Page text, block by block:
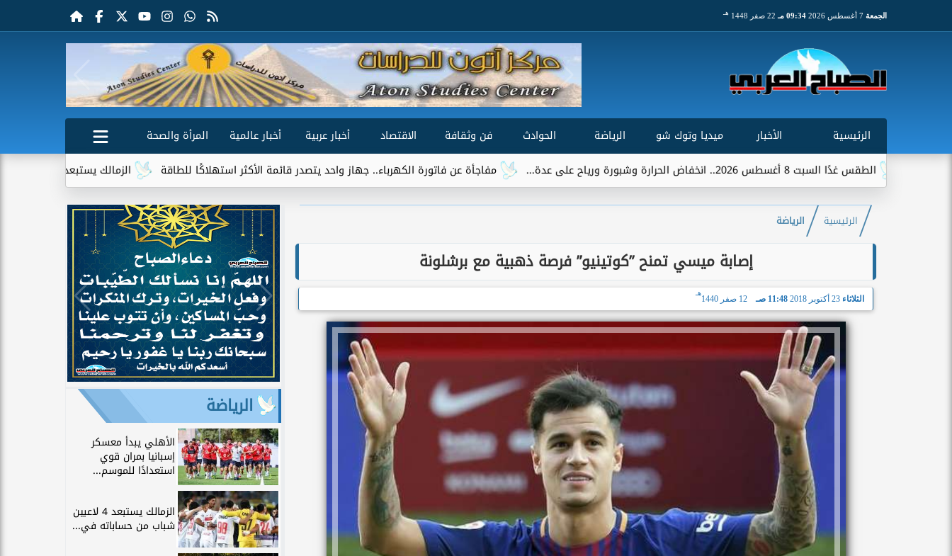
الجمعة 09:34 مـ 22 صفر 1448 هـ
الرئيسية الأخبار ميديا وتوك شو الرياضة الحوادث فن وثقافة الاقتصاد أخبار عربية أخبار عالمية
المرأة والصحة
الزمالك يستبعد 4 لاعبين شباب من حساباته في الموسم الجديد
مفاجأة عن فاتورة الكهرباء.. جهاز واحد يتصدر قائمة الأكثر استهلاكًا للطاقة الطقس غدًا السبت 8 أغسطس 2026.. انخفاض الحرارة وشبورة ورياح على عدة...
الرئيسية الرياضة
إصابة ميسي تمنح ”كوتينيو” فرصة ذهبية مع برشلونة
الثلاثاء 23 أكتوبر 2018 11:48 صـ 12 صفر 1440
هـ
الرياضة
الأهلي يبدأ معسكر
إسبانيا بمران قوي
استعدادًا للموسم...
الزمالك يستبعد 4 لاعبين
شباب من حساباته في...